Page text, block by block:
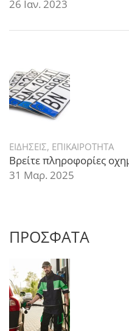
26 Ιαν. 2023
ΕΙΔΗΣΕΙΣ, ΕΠΙΚΑΙΡΟΤΗΤΑ
Βρείτε πληροφορίες
31 Μαρ. 2025
ΠΡΟΣΦΑΤΑ